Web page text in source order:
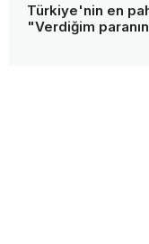
Türkiye'nin en
"Verdiğim